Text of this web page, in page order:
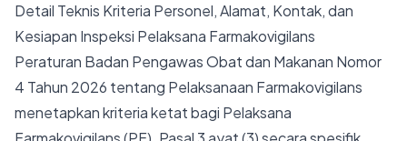
Detail Teknis Kriteria Personel, Alamat, Kontak, dan
Kesiapan Inspeksi Pelaksana Farmakovigilans
Peraturan Badan Pengawas Obat dan Makanan Nomor
4 Tahun 2026 tentang Pelaksanaan Farmakovigilans
menetapkan kriteria ketat bagi Pelaksana